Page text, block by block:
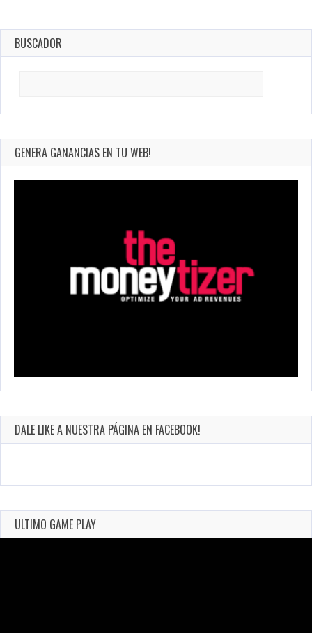
BUSCADOR
GENERA GANANCIAS EN TU WEB!
DALE LIKE A NUESTRA PÁGINA EN FACEBOOK!
ULTIMO GAME PLAY